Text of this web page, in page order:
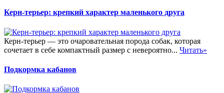
Керн-терьер: крепкий характер маленького друга
Керн-терьер — это очаровательная порода собак, которая
сочетает в себе компактный размер с невероятно... Читать»
Подкормка кабанов